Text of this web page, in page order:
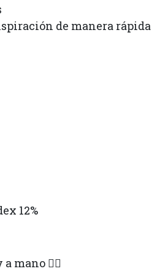
de manera rápida
12%
mano ✋🏻